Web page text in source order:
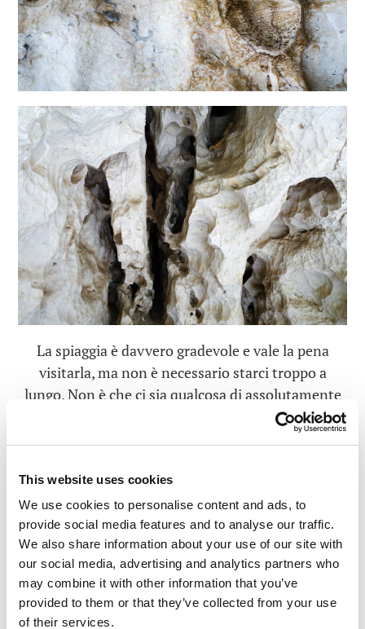
This website uses cookies
We use cookies to personalise content and ads, to
provide social media features and to analyse our traffic.
We also share information about your use of our site with
our social media, advertising and analytics partners who
may combine it with other information that you’ve
provided to them or that they’ve collected from your use
of their services.
La spiaggia è davvero gradevole e vale la pena
visitarla, ma non è necessario starci troppo a
lungo. Non è che ci sia qualcosa di assolutamente
straordinario. Se doveste capitare da queste parti,
dopo essere scesi nella gola, vi consigliamo di
indietro, avrete visto la parte migliore.
E ora passiamo a qualcosa di completamente
diverso…
Coccodrilli!
Possono essere grandi COSÌ: